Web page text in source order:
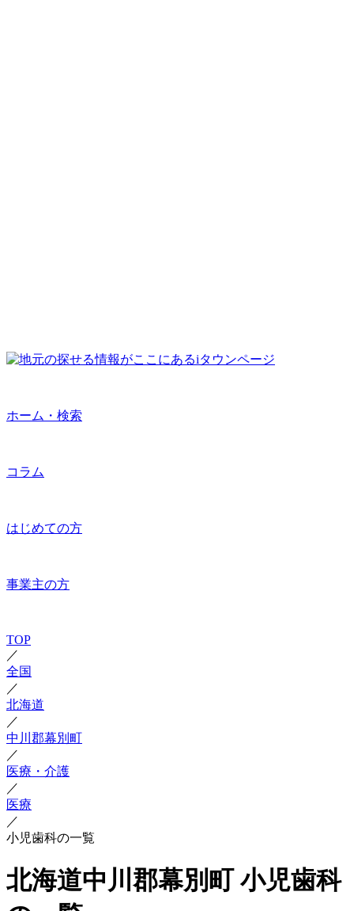
ホーム・検索
コラム
はじめての方
事業主の方
TOP
／
全国
／
北海道
／
中川郡幕別町
／
医療・介護
／
医療
／
小児歯科の一覧
北海道中川郡幕別町 小児歯科